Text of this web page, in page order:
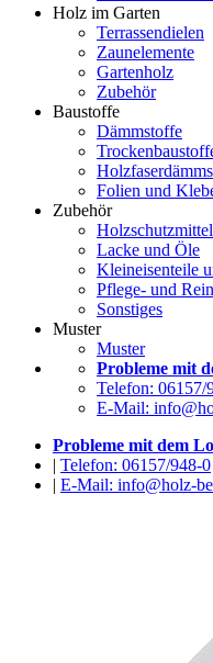
Holz im Garten
Terrassendielen
Zaunelemente
Gartenholz
Zubehör
Baustoffe
Dämmstoffe
Folien und
Zubehör
Lacke und Öle
Kleineisenteile
Pflege- und
Sonstiges
Muster
Muster
Probleme mit
Telefon: 06157/
E-Mail:
Probleme mit dem
| Telefon: 06157/948-0
| E-Mail: info@holz-